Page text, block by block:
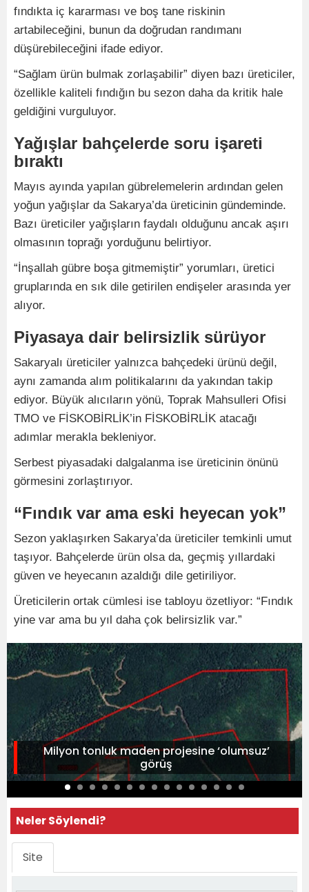
fındıkta iç kararması ve boş tane riskinin
artabileceğini, bunun da doğrudan randımanı
düşürebileceğini ifade ediyor.
“Sağlam ürün bulmak zorlaşabilir” diyen bazı üreticiler,
özellikle kaliteli fındığın bu sezon daha da kritik hale
geldiğini vurguluyor.
Yağışlar bahçelerde soru işareti
bıraktı
Mayıs ayında yapılan gübrelemelerin ardından gelen
yoğun yağışlar da Sakarya’da üreticinin gündeminde.
Bazı üreticiler yağışların faydalı olduğunu ancak aşırı
olmasının toprağı yorduğunu belirtiyor.
“İnşallah gübre boşa gitmemiştir” yorumları, üretici
gruplarında en sık dile getirilen endişeler arasında yer
alıyor.
Piyasaya dair belirsizlik sürüyor
Sakaryalı üreticiler yalnızca bahçedeki ürünü değil,
aynı zamanda alım politikalarını da yakından takip
ediyor. Büyük alıcıların yönü, Toprak Mahsulleri Ofisi
TMO ve FİSKOBİRLİK’in FİSKOBİRLİK atacağı
adımlar merakla bekleniyor.
Serbest piyasadaki dalgalanma ise üreticinin önünü
görmesini zorlaştırıyor.
“Fındık var ama eski heyecan yok”
Sezon yaklaşırken Sakarya’da üreticiler temkinli umut
taşıyor. Bahçelerde ürün olsa da, geçmiş yıllardaki
güven ve heyecanın azaldığı dile getiriliyor.
Üreticilerin ortak cümlesi ise tabloyu özetliyor: “Fındık
yine var ama bu yıl daha çok belirsizlik var.”
Milyon tonluk maden projesine ‘olumsuz’
görüş
Neler Söylendi?
Site